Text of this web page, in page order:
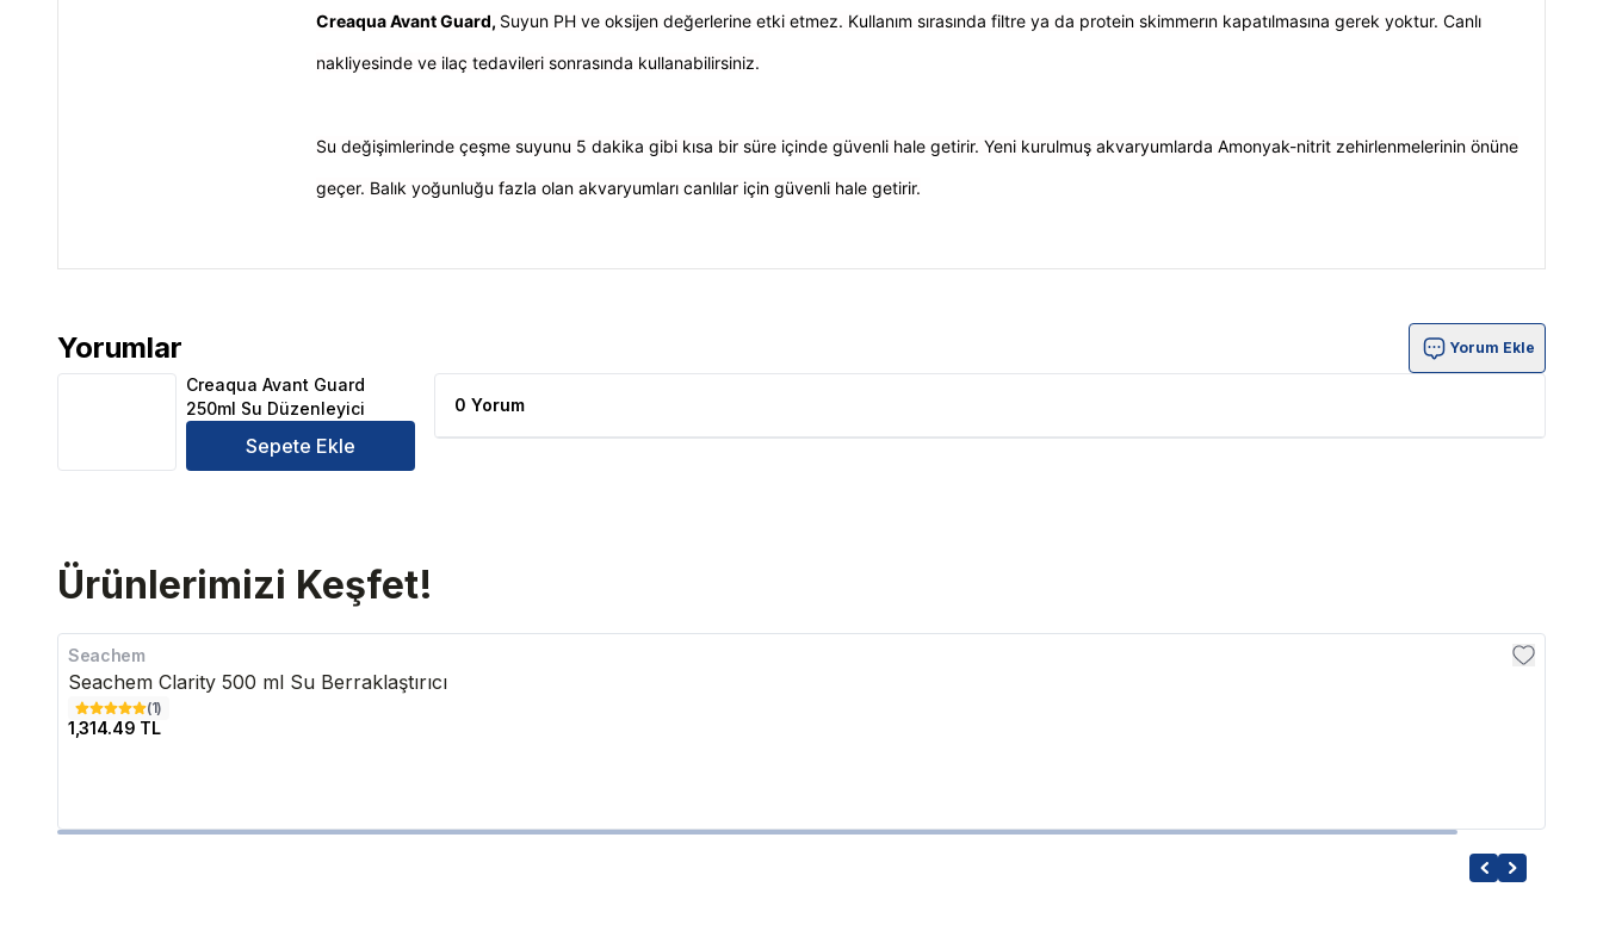
Creaqua Avant Guard, Suyun PH ve oksijen değerlerine etki etmez. Kullanım sırasında filtre ya da protein skimmerın kapatılmasına gerek yoktur. Canlı
nakliyesinde ve ilaç tedavileri sonrasında kullanabilirsiniz.
Su değişimlerinde çeşme suyunu 5 dakika gibi kısa bir süre içinde güvenli hale getirir. Yeni kurulmuş akvaryumlarda Amonyak-nitrit zehirlenmelerinin önüne
geçer. Balık yoğunluğu fazla olan akvaryumları canlılar için güvenli hale getirir.
Yorumlar
Creaqua Avant Guard 250ml Su Düzenleyici Ürün Yorumları
Yorum Ekle
Creaqua Avant Guard
250ml Su Düzenleyici
Sepete Ekle
0 Yorum
Ürünlerimizi Keşfet!
Seachem
Seachem Clarity 500 ml Su Berraklaştırıcı
(1)
1,314.49 TL